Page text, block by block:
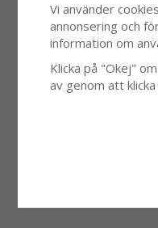
Vi använder
annonsering och
information om
Klicka på "Okej"
av genom att